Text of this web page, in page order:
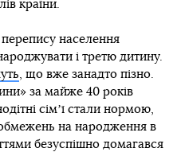
країни.
перепису населення
і третю дитину.
, що вже занадто пізно.
за майже 40 років
сімʼї стали нормою,
на народження в
безуспішно домагався